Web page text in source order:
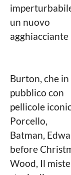
un nuovo
Burton, che
pubblico con
pellicole
Porcello,
Batman,
before
Wood, Il